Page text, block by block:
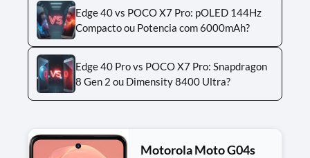
Edge 40 vs POCO X7 Pro: pOLED 144Hz
Compacto ou Potencia com 6000mAh?
Edge 40 Pro vs POCO X7 Pro: Snapdragon
8 Gen 2 ou Dimensity 8400 Ultra?
Motorola Moto G04s